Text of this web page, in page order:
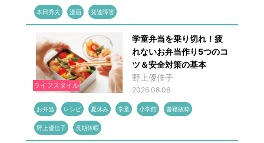
本田秀夫 漫画 発達障害
ライフスタイル
学童弁当を乗り切れ！疲
れないお弁当作り5つのコ
ツ＆安全対策の基本
野上優佳子
2026.08.06
お弁当 レシピ 夏休み 学童 小学館 書籍抜粋
野上優佳子 長期休暇